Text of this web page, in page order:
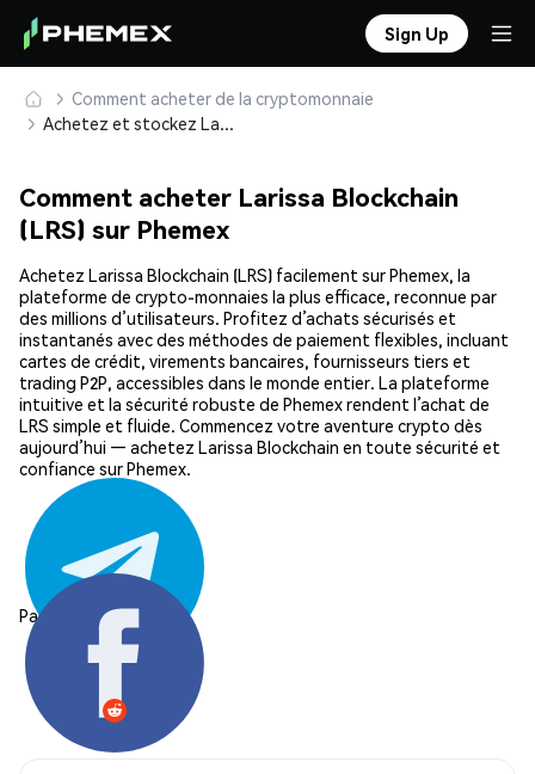
Sign Up
Comment acheter de la cryptomonnaie
Achetez et stockez Larissa Blockchain (LRS) en toute sécurité
Comment acheter Larissa Blockchain
(LRS) sur Phemex
Achetez Larissa Blockchain (LRS) facilement sur Phemex, la
plateforme de crypto-monnaies la plus efficace, reconnue par
des millions d’utilisateurs. Profitez d’achats sécurisés et
instantanés avec des méthodes de paiement flexibles, incluant
cartes de crédit, virements bancaires, fournisseurs tiers et
trading P2P, accessibles dans le monde entier. La plateforme
intuitive et la sécurité robuste de Phemex rendent l’achat de
LRS simple et fluide. Commencez votre aventure crypto dès
aujourd’hui — achetez Larissa Blockchain en toute sécurité et
confiance sur Phemex.
Partager: